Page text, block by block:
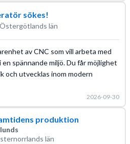
sökes!
län
av CNC som vill arbeta med
spännande miljö. Du får möjlighet
och utvecklas inom modern
2026-09-30
produktion
län